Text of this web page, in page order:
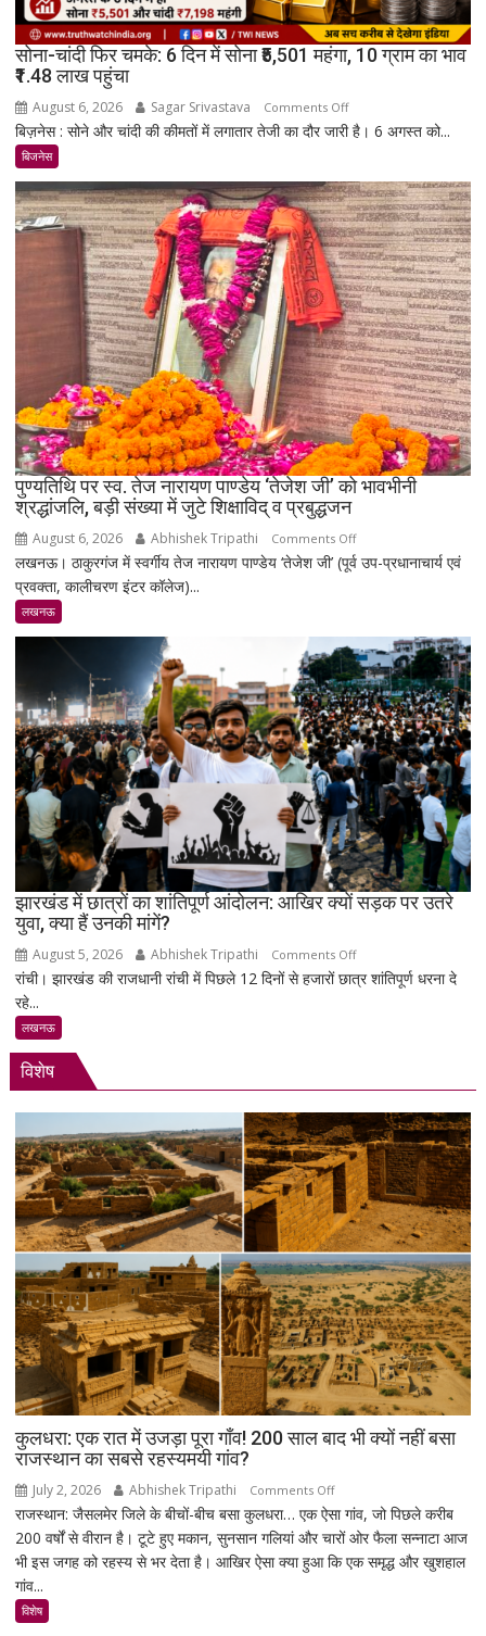
सोना-चांदी फिर चमके: 6 दिन में सोना ₹5,501 महंगा, 10 ग्राम का भाव
₹1.48 लाख पहुंचा
August 6, 2026 Sagar Srivastava Comments Offon
सोना-
फिर
चमके:
6
दिन
में
सोना
₹5,501
महंगा,
10
ग्राम
का
भाव
₹1.48
लाख
पहुंचा
बिज़नेस : सोने और चांदी की कीमतों में लगातार तेजी का दौर जारी है। 6 अगस्त को...
बिजनेस
पुण्यतिथि पर स्व. तेज नारायण पाण्डेय ‘तेजेश जी’ को भावभीनी
श्रद्धांजलि, बड़ी संख्या में जुटे शिक्षाविद् व प्रबुद्धजन
August 6, 2026 Abhishek Tripathi Comments Offon
पुण्यतिथि
तेज
नारायण
पाण्डेय
‘तेजेश
जी’
को
भावभीनी
श्रद्धांजलि,
बड़ी
संख्या
में
जुटे
प्रबुद्धजन
लखनऊ। ठाकुरगंज में स्वर्गीय तेज नारायण पाण्डेय ‘तेजेश जी’ (पूर्व उप-प्रधानाचार्य एवं
प्रवक्ता, कालीचरण इंटर कॉलेज)...
लखनऊ
झारखंड में छात्रों का शांतिपूर्ण आंदोलन: आखिर क्यों सड़क पर उतरे
युवा, क्या हैं उनकी मांगें?
August 5, 2026 Abhishek Tripathi Comments Offon
झारखंड
आखिर
क्यों
सड़क
पर
उतरे
युवा,
क्या
हैं
उनकी
मांगें?
रांची। झारखंड की राजधानी रांची में पिछले 12 दिनों से हजारों छात्र शांतिपूर्ण धरना दे
रहे...
लखनऊ
विशेष
कुलधरा: एक रात में उजड़ा पूरा गाँव! 200 साल बाद भी क्यों नहीं बसा
राजस्थान का सबसे रहस्यमयी गांव?
July 2, 2026 Abhishek Tripathi Comments Offon
कुलधरा:
एक
रात
राजस्थान: जैसलमेर जिले के बीचों-बीच बसा कुलधरा… एक ऐसा गांव, जो पिछले करीब
200 वर्षों से वीरान है। टूटे हुए मकान, सुनसान गलियां और चारों ओर फैला सन्नाटा आज
भी इस जगह को रहस्य से भर देता है। आखिर ऐसा क्या हुआ कि एक समृद्ध और खुशहाल
गांव...
विशेष